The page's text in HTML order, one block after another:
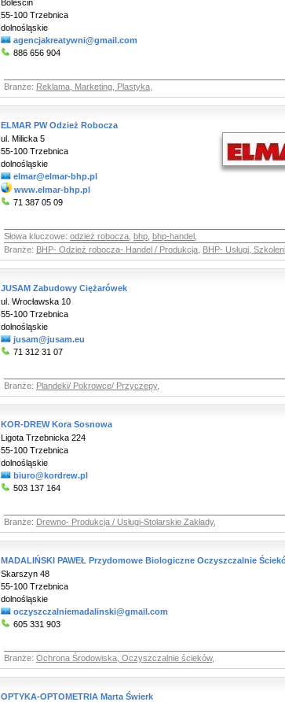
Boleścin
55-100 Trzebnica
dolnośląskie
agencjakreatywni@gmail.com
886 656 904
Branże: Reklama, Marketing, Plastyka
ELMAR PW Odzież Robocza
ul. Milicka 5
55-100 Trzebnica
dolnośląskie
elmar@elmar-bhp.pl
www.elmar-bhp.pl
71 387 05 09
Słowa kluczowe: odzież robocza bhp bhp-handel
Branże: BHP- Odzież robocza- Handel / Produkcja BHP- Usługi,
JUSAM Zabudowy Ciężarówek
ul. Wrocławska 10
55-100 Trzebnica
dolnośląskie
jusam@jusam.eu
71 312 31 07
Branże: Plandeki/ Pokrowce/ Przyczepy,
KOR-DREW Kora Sosnowa
Ligota Trzebnicka 224
55-100 Trzebnica
dolnośląskie
biuro@kordrew.pl
503 137 164
Branże: Drewno- Produkcja / Usługi-Stolarskie Zakłady,
MADALIŃSKI PAWEŁ Przydomowe Biologiczne Oczyszczalnie
Skarszyn 48
55-100 Trzebnica
dolnośląskie
oczyszczalniemadalinski@gmail.com
605 331 903
Branże: Ochrona Środowiska, Oczyszczalnie ścieków,
OPTYKA-OPTOMETRIA Marta Świerk